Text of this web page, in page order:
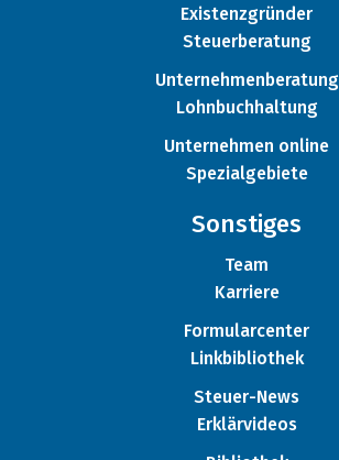
Existenzgründer
Steuerberatung
Unternehmenberatung
Lohnbuchhaltung
Unternehmen online
Spezialgebiete
Sonstiges
Team
Karriere
Formularcenter
Linkbibliothek
Steuer-News
Erklärvideos